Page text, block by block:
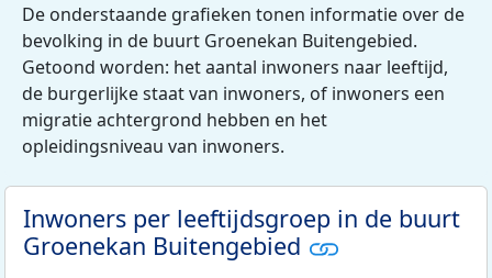
De onderstaande grafieken tonen informatie over de
bevolking in de buurt Groenekan Buitengebied.
Getoond worden: het aantal inwoners naar leeftijd,
de burgerlijke staat van inwoners, of inwoners een
migratie achtergrond hebben en het
opleidingsniveau van inwoners.
Inwoners per leeftijdsgroep in de buurt
Groenekan Buitengebied